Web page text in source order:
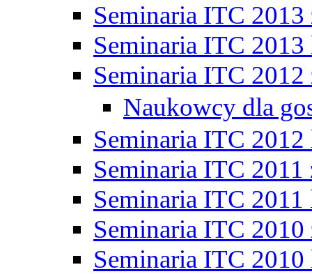
Seminaria ITC 2013
Seminaria ITC 2013
Seminaria ITC 2012
Naukowcy dla
Seminaria ITC 2012
Seminaria ITC 2011
Seminaria ITC 2011
Seminaria ITC 2010
Seminaria ITC 2010